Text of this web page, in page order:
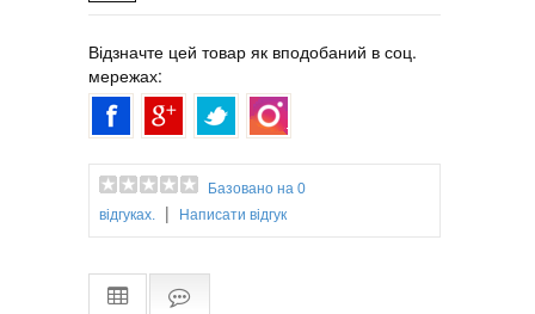
Відзначте цей товар як вподобаний в соц.
мережах:
Базовано на 0
відгуках.
| Написати відгук